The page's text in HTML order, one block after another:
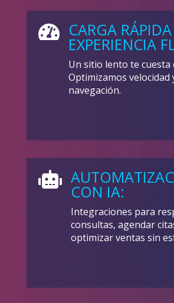
 CARGA
EXPERIENCIA
Un sitio lento te cuesta
Optimizamos velocidad
navegación.

CON IA:
Integraciones para
consultas, agendar
optimizar ventas sin